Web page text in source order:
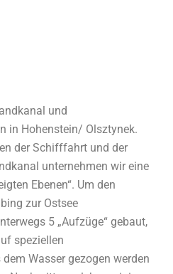
und
in Hohenstein/ Olsztynek.
der Schifffahrt und der
unternehmen wir eine
Ebenen“. Um den
zur Ostsee
5 „Aufzüge“ gebaut,
speziellen
Wasser gezogen werden